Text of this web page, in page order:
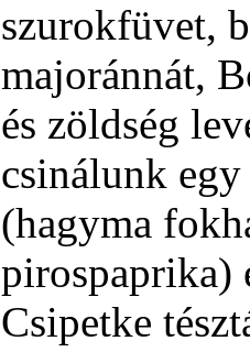
szurokfüvet,
majoránnát,
és zöldség
csinálunk
(hagyma
pirospaprika)
Csipetke